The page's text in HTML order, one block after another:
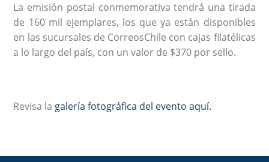
La emisión postal conmemorativa tendrá una tirada
de 160 mil ejemplares, los que ya están disponibles
en las sucursales de CorreosChile con cajas filatélicas
a lo largo del país, con un valor de $370 por sello.
Revisa la galería fotográfica del evento aquí.